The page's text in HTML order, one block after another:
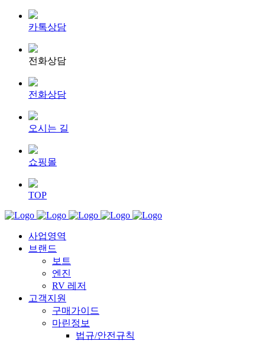
카톡상담
전화상담
전화상담
오시는 길
쇼핑몰
TOP
사업영역
브랜드
보트
엔진
RV 레저
고객지원
구매가이드
마린정보
법규/안전규칙